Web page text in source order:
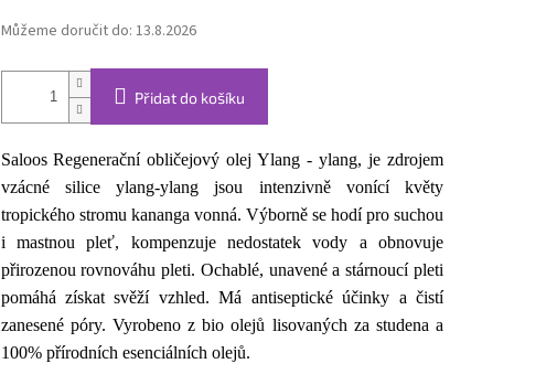
Můžeme doručit do: 13.8.2026
Přidat do košíku
Saloos Regenerační obličejový olej Ylang - ylang, je zdrojem
vzácné silice ylang-ylang jsou intenzivně vonící květy
tropického stromu kananga vonná. Výborně se hodí pro suchou
i mastnou pleť, kompenzuje nedostatek vody a obnovuje
přirozenou rovnováhu pleti. Ochablé, unavené a stárnoucí pleti
pomáhá získat svěží vzhled. Má antiseptické účinky a čistí
zanesené póry. Vyrobeno z bio olejů lisovaných za studena a
100% přírodních esenciálních olejů.